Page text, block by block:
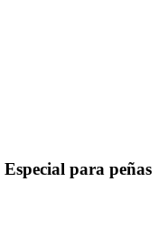
Especial para peñas